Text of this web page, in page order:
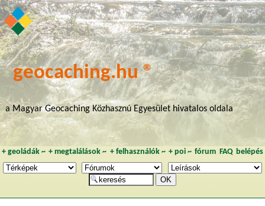
geocaching.hu ®
a Magyar Geocaching Közhasznú Egyesület hivatalos oldala
+ geoládák~ +megtalálások ~ + felhasználók~ + poi~ fórum FAQ belépés